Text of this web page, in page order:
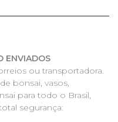
ENVIADOS
ou transportadora.
bonsai, vasos,
para todo o Brasil,
segurança: